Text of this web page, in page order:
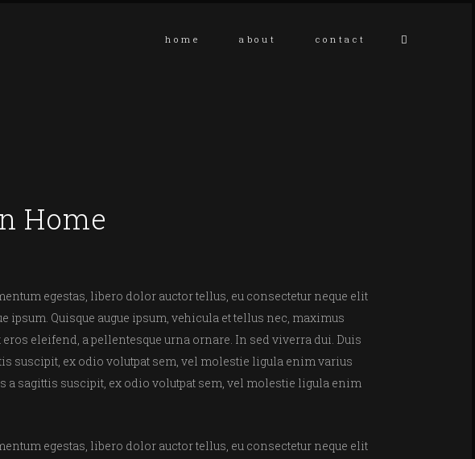
home about contact
Home
egestas, libero dolor auctor tellus, eu consectetur neque elit
Quisque augue ipsum, vehicula et tellus nec, maximus
eleifend, a pellentesque urna ornare. In sed viverra dui. Duis
suscipit, ex odio volutpat sem, vel molestie ligula enim varius
sagittis suscipit, ex odio volutpat sem, vel molestie ligula enim
egestas, libero dolor auctor tellus, eu consectetur neque elit